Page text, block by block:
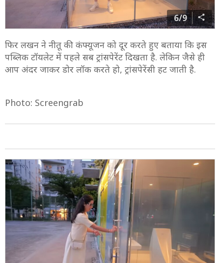
6/9
फिर लखन ने नीतू की कंफ्यूजन को दूर करते हुए बताया कि इस
पब्लिक टॉयलेट में पहले सब ट्रांसपेरेंट दिखता है. लेकिन जैसे ही
आप अंदर जाकर डोर लॉक करते हो, ट्रांसपेरेंसी हट जाती है.
Photo: Screengrab